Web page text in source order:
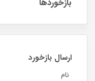
ارسال بازخورد
نام